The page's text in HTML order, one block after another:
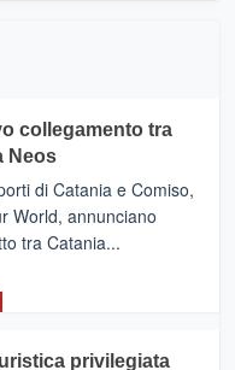
collegamento tra
Neos
di Catania e Comiso,
World, annunciano
tra Catania...
privilegiata